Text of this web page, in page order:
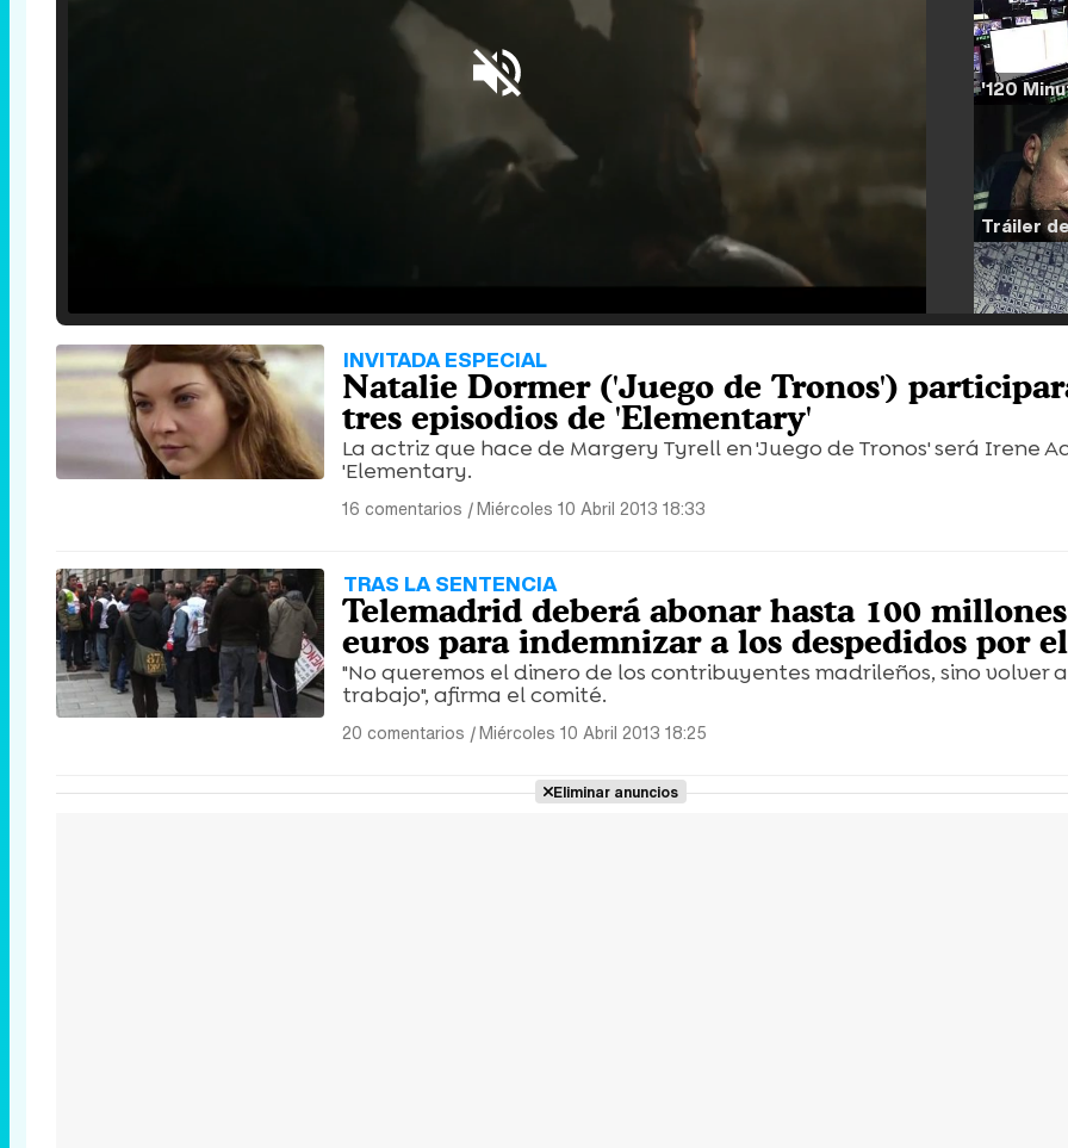
INVITADA ESPECIAL
Natalie Dormer ('Juego de Tronos')
tres episodios de 'Elementary'
La actriz que hace de Margery Tyrell en 'Juego de Tronos' será Irene
'Elementary.
16 comentarios |Miércoles 10 Abril 2013 18:33
TRAS LA SENTENCIA
Telemadrid deberá abonar hasta 100
euros para indemnizar a los despedidos por
"No queremos el dinero de los contribuyentes madrileños, sino volver
trabajo", afirma el comité.
20 comentarios |Miércoles 10 Abril 2013 18:25
Eliminar anuncios